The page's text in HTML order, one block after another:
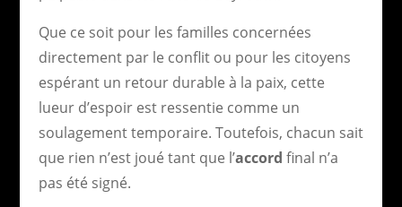
Que ce soit pour les familles concernées
directement par le conflit ou pour les citoyens
espérant un retour durable à la paix, cette
lueur d’espoir est ressentie comme un
soulagement temporaire. Toutefois, chacun sait
que rien n’est joué tant que l’accord final n’a
pas été signé.